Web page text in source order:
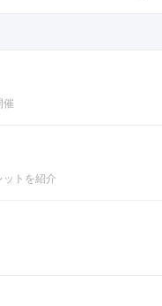
催
ットを紹介